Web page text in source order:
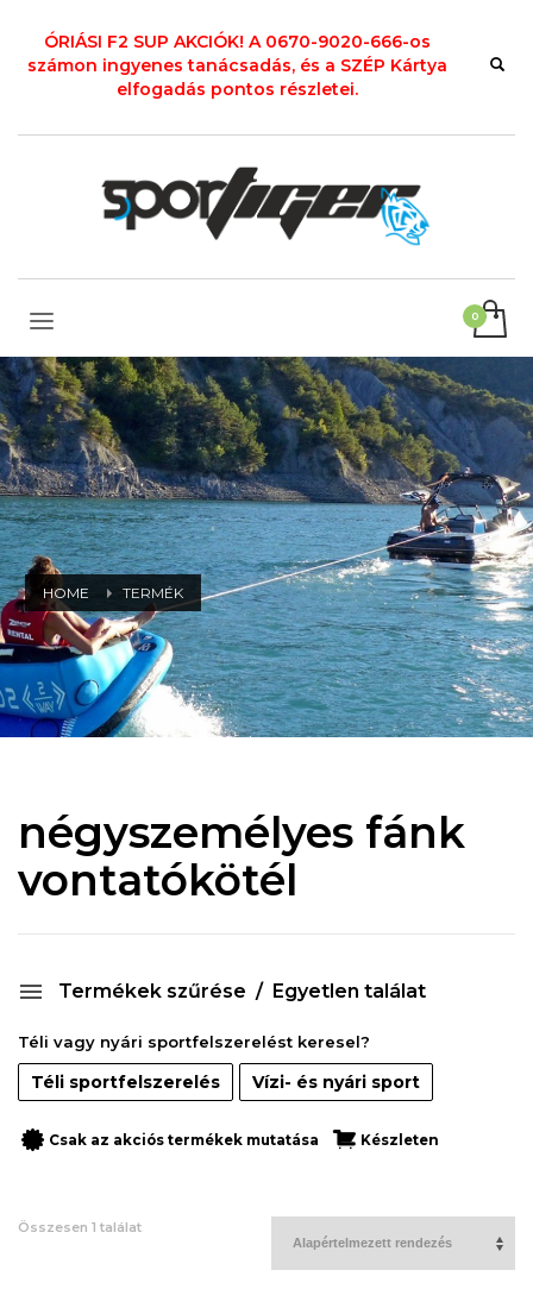
ÓRIÁSI F2 SUP AKCIÓK! A 0670-9020-666-os
számon ingyenes tanácsadás, és a SZÉP Kártya
elfogadás pontos részletei.
HOME TERMÉK
négyszemélyes fánk
vontatókötél
Termékek szűrése Egyetlen találat
Téli vagy nyári sportfelszerelést keresel?
Téli sportfelszerelés Vízi- és nyári sport
Csak az akciós termékek mutatása Készleten
Összesen 1 találat